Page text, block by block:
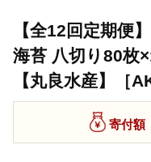
【全12回定期便
海苔 八切り80枚
【丸良水産】［
寄付額